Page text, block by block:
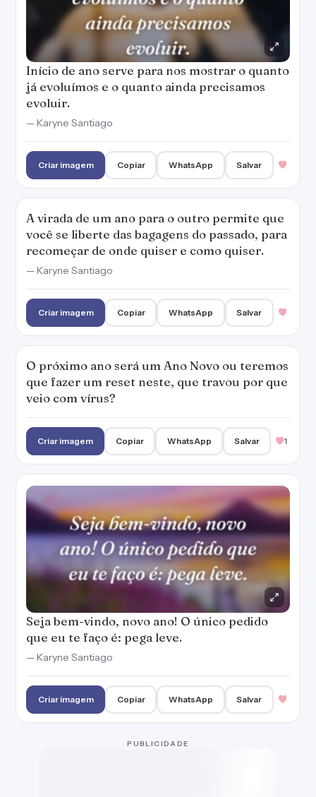
A virada de um ano para o outro permite que
você se liberte das bagagens do passado, para
recomeçar de onde quiser e como quiser.
— Karyne Santiago
Criar imagem
O próximo ano será um Ano Novo ou teremos
que fazer um reset neste, que travou por que
veio com vírus?
Criar imagem Copiar WhatsApp Salvar 1
que eu te faço é: pega leve.
— Karyne Santiago
Salvar
PUBLICIDADE